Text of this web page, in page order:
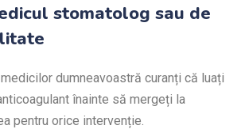
stomatolog sau de
dumneavoastră curanți că luați
înainte să mergeți la
pentru orice intervenție.